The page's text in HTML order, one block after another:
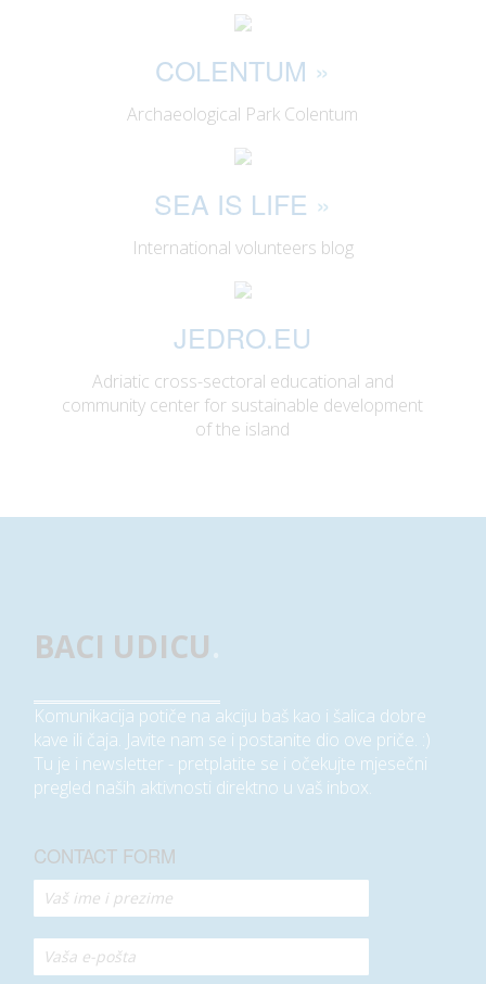
COLENTUM »
Archaeological Park Colentum
SEA IS LIFE »
International volunteers blog
JEDRO.EU
Adriatic cross-sectoral educational and
community center for sustainable development
of the island
BACI UDICU
Komunikacija potiče na akciju baš kao i šalica dobre
kave ili čaja. Javite nam se i postanite dio ove priče. :)
Tu je i newsletter - pretplatite se i očekujte mjesečni
pregled naših aktivnosti direktno u vaš inbox.
CONTACT FORM